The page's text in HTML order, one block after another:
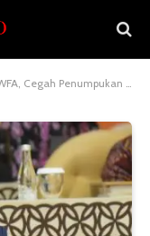
Penumpukan Perjalanan